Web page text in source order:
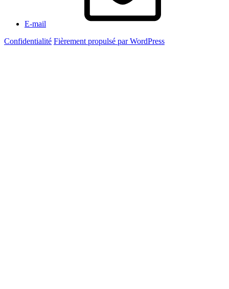
E-mail
Confidentialité Fièrement propulsé par WordPress